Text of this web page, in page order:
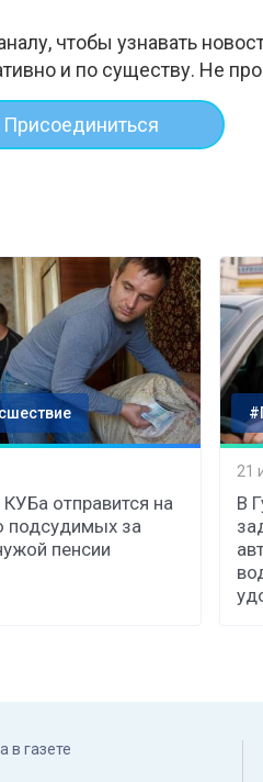
чтобы узнавать
и по существу. Не
Присоединиться
отправится на
подсудимых за
пенсии
21
В
в газете